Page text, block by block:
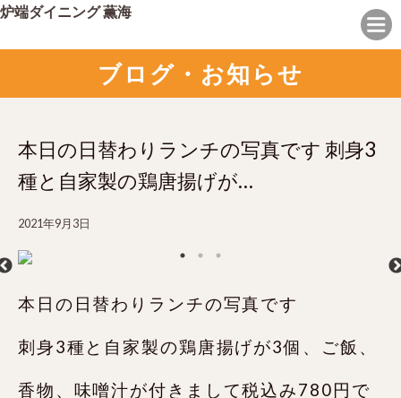
炉端ダイニング 薫海
ブログ・お知らせ
本日の日替わりランチの写真です 刺身3
種と自家製の鶏唐揚げが…
2021年9月3日
本日の日替わりランチの写真です
刺身3種と自家製の鶏唐揚げが3個、ご飯、
香物、味噌汁が付きまして税込み780円で